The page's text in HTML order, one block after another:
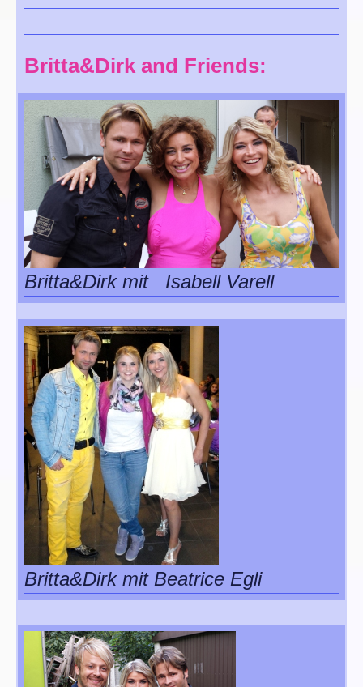
Britta&Dirk and Friends:
Britta&Dirk mit Isabell Varell
Britta&Dirk mit Beatrice Egli